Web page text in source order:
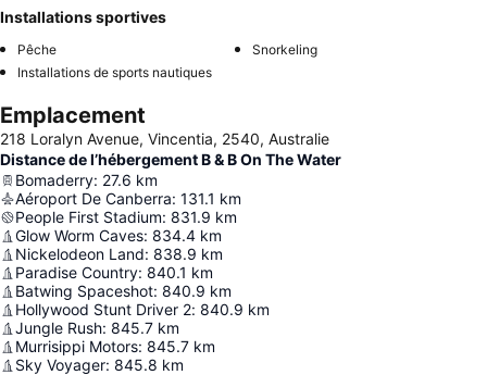
Installations sportives
Pêche
Snorkeling
Installations de sports nautiques
Emplacement
218 Loralyn Avenue, Vincentia, 2540, Australie
Distance de l’hébergement B & B On The Water
Bomaderry: 27.6 km
Aéroport De Canberra: 131.1 km
People First Stadium: 831.9 km
Glow Worm Caves: 834.4 km
Nickelodeon Land: 838.9 km
Paradise Country: 840.1 km
Batwing Spaceshot: 840.9 km
Hollywood Stunt Driver 2: 840.9 km
Jungle Rush: 845.7 km
Murrisippi Motors: 845.7 km
Sky Voyager: 845.8 km